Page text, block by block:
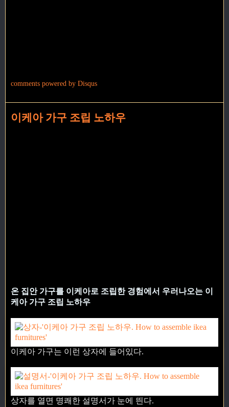
comments powered by Disqus
이케아 가구 조립 노하우
온 집안 가구를 이케아로 조립한 경험에서 우러나오는 이
케아 가구 조립 노하우
이케아 가구는 이런 상자에 들어있다.
상자를 열면 명쾌한 설명서가 눈에 띈다.